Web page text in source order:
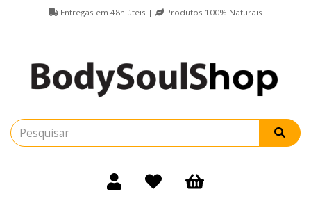
Entregas em 48h úteis | Produtos 100% Naturais